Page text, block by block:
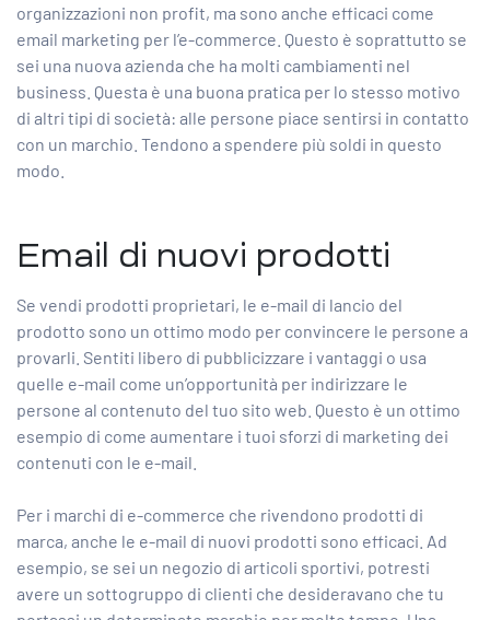
organizzazioni non profit, ma sono anche efficaci come
email marketing per l’e-commerce. Questo è soprattutto se
sei una nuova azienda che ha molti cambiamenti nel
business. Questa è una buona pratica per lo stesso motivo
di altri tipi di società: alle persone piace sentirsi in contatto
con un marchio. Tendono a spendere più soldi in questo
modo.
Email di nuovi prodotti
Se vendi prodotti proprietari, le e-mail di lancio del
prodotto sono un ottimo modo per convincere le persone a
provarli. Sentiti libero di pubblicizzare i vantaggi o usa
quelle e-mail come un’opportunità per indirizzare le
persone al contenuto del tuo sito web. Questo è un ottimo
esempio di come aumentare i tuoi sforzi di marketing dei
contenuti con le e-mail.
Per i marchi di e-commerce che rivendono prodotti di
marca, anche le e-mail di nuovi prodotti sono efficaci. Ad
esempio, se sei un negozio di articoli sportivi, potresti
avere un sottogruppo di clienti che desideravano che tu